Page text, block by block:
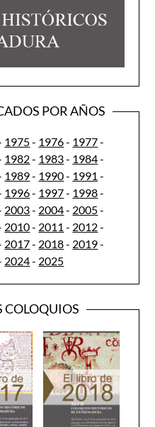
POR AÑOS
1975- 1976- 1977-
1982- 1983- 1984-
1989- 1990- 1991 -
1996- 1997- 1998-
2003- 2004- 2005-
2010- 2011 - 2012-
2017- 2018- 2019-
2024- 2025
COLOQUIOS